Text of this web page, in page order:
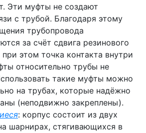
Эти муфты не создают
с трубой. Благодаря этому
трубопровода
за счёт сдвига резинового
при этом точка контакта внутри
относительно трубы не
такие муфты можно
на трубах, которые надёжно
(неподвижно закреплены).
: корпус состоит из двух
шарнирах, стягивающихся в